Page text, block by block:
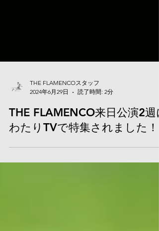
2024年6月29日
読了時間: 2分
THE FLAMENCO来日公演2週
わたりTVで特集されました！